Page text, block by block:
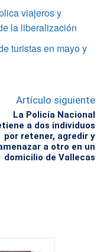
viajeros y
la liberalización
turistas en mayo y
Artículo siguiente
La Policía Nacional
a dos individuos
por retener, agredir y
a otro en un
domicilio de Vallecas